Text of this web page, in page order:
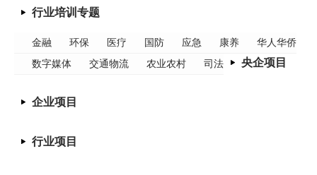
行业培训专题
金融 环保 医疗 国防 应急 康养
华人华侨
数字媒体
交通物流 农业农村 司法 央企项目
企业项目
行业项目